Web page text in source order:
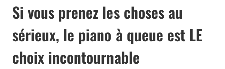
Si vous prenez les choses au
sérieux, le piano à queue est LE
choix incontournable